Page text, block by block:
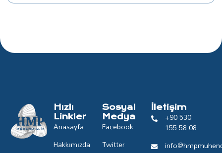
Hızlı
Linkler
Anasayfa
Hakkımızda
Sosyal
Medya
Facebook
Twitter
İletişim
+90 530
155 58 08